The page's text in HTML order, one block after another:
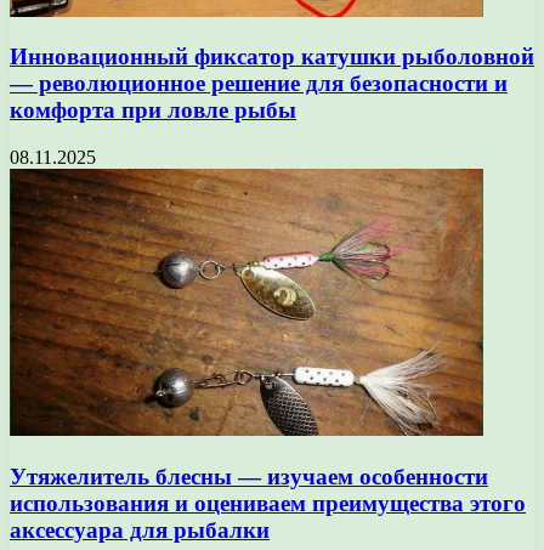
Инновационный фиксатор катушки рыболовной
— революционное решение для безопасности и
комфорта при ловле рыбы
08.11.2025
Утяжелитель блесны — изучаем особенности
использования и оцениваем преимущества этого
аксессуара для рыбалки